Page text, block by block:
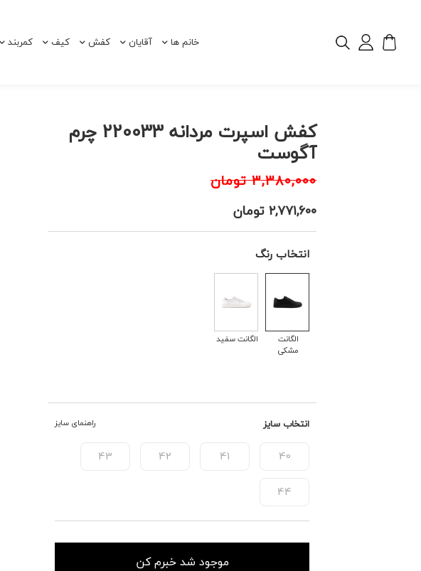
خانم ها آقایان کفش کیف کمربند
کفش اسپرت مردانه 220033 چرم
آگوست
۳,۳۸۰,۰۰۰ تومان
۲,۷۷۱,۶۰۰تومان
انتخاب رنگ
الگانت
مشکی
الگانت سفید
انتخاب سایز راهنمای سایز
40
41
42
43
44
موجود شد خبرم کن